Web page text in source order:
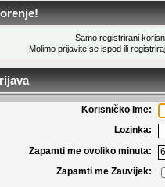
Samo registrirani
Molimo prijavite se ispod ili
Korisničko Ime:
Lozinka:
Zapamti me ovoliko minuta:
Zapamti me Zauvijek: